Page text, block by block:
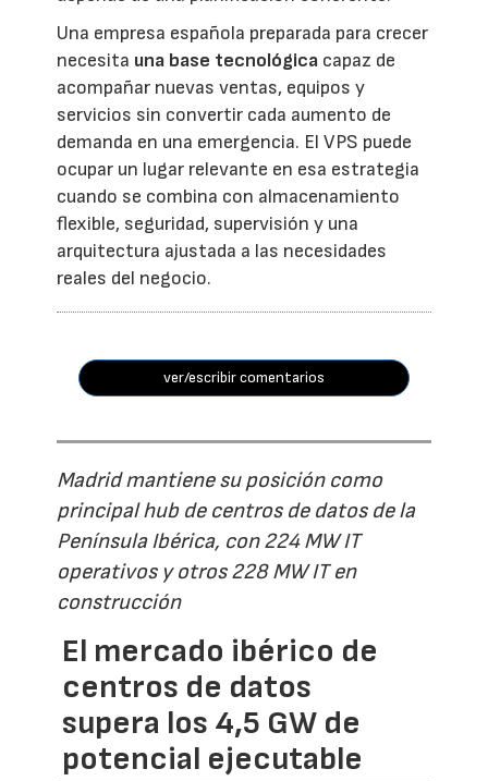
Una empresa española preparada para crecer
necesita una base tecnológica capaz de
acompañar nuevas ventas, equipos y
servicios sin convertir cada aumento de
demanda en una emergencia. El VPS puede
ocupar un lugar relevante en esa estrategia
cuando se combina con almacenamiento
flexible, seguridad, supervisión y una
arquitectura ajustada a las necesidades
reales del negocio.
ver/escribir comentarios
Madrid mantiene su posición como
principal hub de centros de datos de la
Península Ibérica, con 224 MW IT
operativos y otros 228 MW IT en
construcción
El mercado ibérico de
centros de datos
supera los 4,5 GW de
potencial ejecutable